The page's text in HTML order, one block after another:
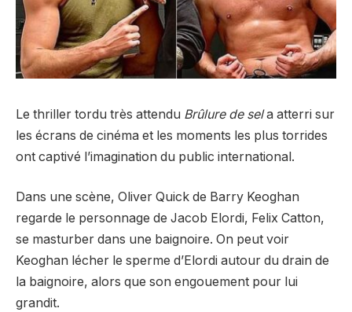
Le thriller tordu très attendu Brûlure de sela atterri sur
les écrans de cinéma et les moments les plus torrides
ont captivé l’imagination du public international.
Dans une scène, Oliver Quick de Barry Keoghan
regarde le personnage de Jacob Elordi, Felix Catton,
se masturber dans une baignoire. On peut voir
Keoghan lécher le sperme d’Elordi autour du drain de
la baignoire, alors que son engouement pour lui
grandit.